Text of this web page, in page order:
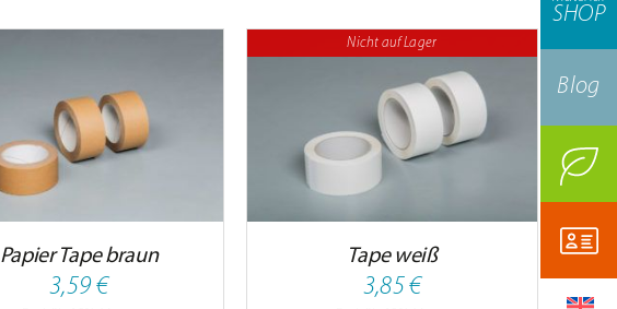
SHOP
Blog
Papier Tape braun
3,59€
Nicht auf Lager
DETAILS
Tape weiß
3,85€